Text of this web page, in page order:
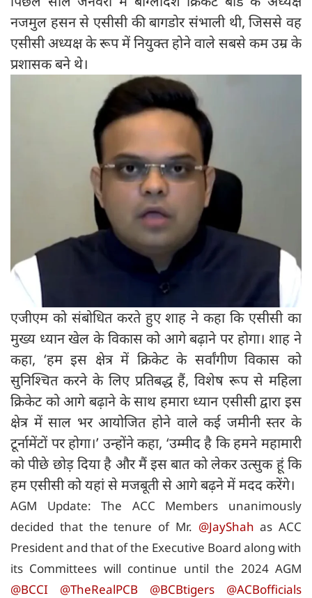
नजमुल हसन से एसीसी की बागडोर संभाली थी, जिससे वह
एसीसी अध्यक्ष के रूप में नियुक्त होने वाले सबसे कम उम्र के
प्रशासक बने थे।
एजीएम को संबोधित करते हुए शाह ने कहा कि एसीसी का
मुख्य ध्यान खेल के विकास को आगे बढ़ाने पर होगा। शाह ने
कहा, ‘हम इस क्षेत्र में क्रिकेट के सर्वांगीण विकास को
सुनिश्चित करने के लिए प्रतिबद्ध हैं, विशेष रूप से महिला
क्रिकेट को आगे बढ़ाने के साथ हमारा ध्यान एसीसी द्वारा इस
क्षेत्र में साल भर आयोजित होने वाले कई जमीनी स्तर के
टूर्नामेंटों पर होगा।’ उन्होंने कहा, ‘उम्मीद है कि हमने महामारी
को पीछे छोड़ दिया है और मैं इस बात को लेकर उत्सुक हूं कि
हम एसीसी को यहां से मजबूती से आगे बढ़ने में मदद करेंगे।
AGM Update: The ACC Members unanimously
decided that the tenure of Mr. @JayShah as ACC
President and that of the Executive Board along with
its Committees will continue until the 2024 AGM
@BCCI
@TheRealPCB @BCBtigers
@ACBofficials